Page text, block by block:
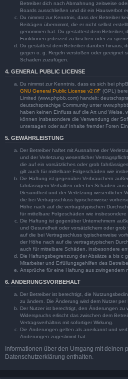
Betreiber dich nach Abmahnung zeitweise
Boards ausschließen und dir ein Hausverbot
Du nimmst zur Kenntnis, dass der Betreiber
Beiträgen übernimmt, die er nicht selbst
genommen hat. Du gestattest dem Betreiber,
Funktionen jederzeit zu löschen oder zu
Du gestattest dem Betreiber darüber hinaus,
gegen o. g. Regeln verstoßen oder geeignet
Schaden zuzufügen.
4. GENERAL PUBLIC LICENSE
Du nimmst zur Kenntnis, dass es sich bei
GNU General Public License v2
“ (GPL)
Limited (www.phpbb.com) handelt;
deutschsprachige Community unter
haben keinen Einfluss auf die Art und Weise,
können insbesondere die Verwendung der
untersagen oder auf Inhalte fremder Foren
5. GEWÄHRLEISTUNG
Der Betreiber haftet mit Ausnahme der
und der Verletzung wesentlicher
die auf ein vorsätzliches oder grob
gilt auch für mittelbare Folgeschäden wie
Die Haftung ist gegenüber Verbrauchern
fahrlässigem Verhalten oder bei Schäden
Gesundheit und der Verletzung wesentlicher
die bei Vertragsschluss typischerweise
Höhe nach auf die vertragstypischen
für mittelbare Folgeschäden wie
Die Haftung ist gegenüber Unternehmern
und Gesundheit oder vorsätzlichem oder
auf die bei Vertragsschluss typischerweise
der Höhe nach auf die vertragstypischen
auch für mittelbare Schäden, insbesondere
Die Haftungsbegrenzung der Absätze a bis c
Mitarbeiter und Erfüllungsgehilfen des
Ansprüche für eine Haftung aus zwingendem
6. ÄNDERUNGSVORBEHALT
Der Betreiber ist berechtigt, die
zu ändern. Die Änderung wird dem Nutzer per
Der Nutzer ist berechtigt, den Änderungen zu
Widerspruchs erlischt das zwischen dem
Vertragsverhältnis mit sofortiger Wirkung.
Die Änderungen gelten als anerkannt und
Änderungen zugestimmt hat.
Informationen über den Umgang mit deinen
Datenschutzerklärung enthalten.